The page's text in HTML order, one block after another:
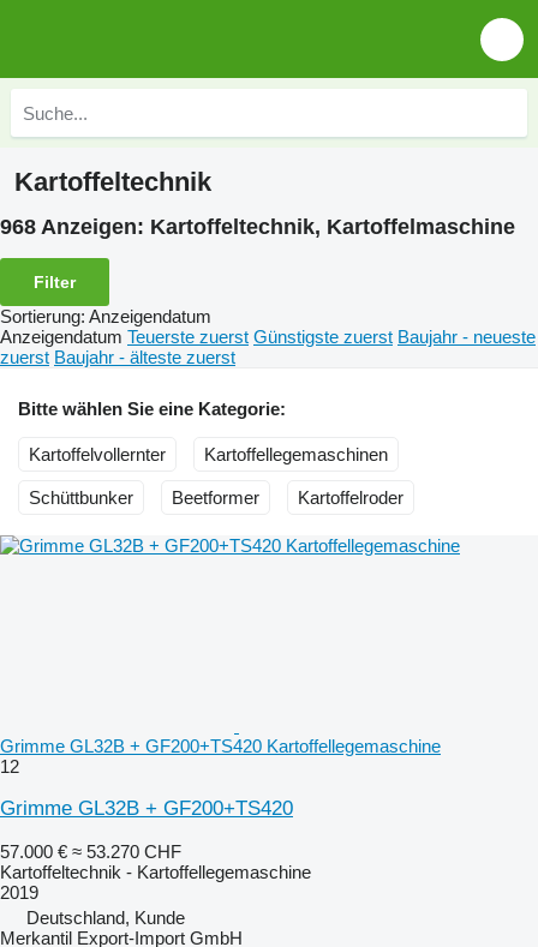
Kartoffeltechnik
968 Anzeigen: Kartoffeltechnik, Kartoffelmaschine
Filter
Sortierung: Anzeigendatum
Anzeigendatum Teuerste zuerst Günstigste zuerst Baujahr - neueste
zuerst Baujahr - älteste zuerst
Bitte wählen Sie eine Kategorie:
Kartoffelvollernter Kartoffellegemaschinen
Schüttbunker Beetformer Kartoffelroder
Grimme GL32B + GF200+TS420 Kartoffellegemaschine
12
Grimme GL32B + GF200+TS420
57.000 € ≈ 53.270 CHF
Kartoffeltechnik - Kartoffellegemaschine
2019
Deutschland, Kunde
Merkantil Export-Import GmbH